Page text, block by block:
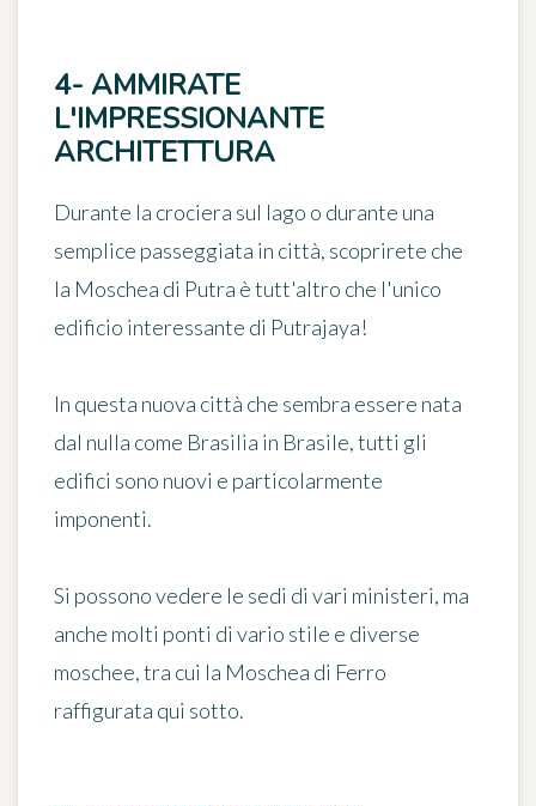
4- AMMIRATE
L'IMPRESSIONANTE
ARCHITETTURA
Durante la crociera sul lago o durante una
semplice passeggiata in città, scoprirete che
la Moschea di Putra è tutt'altro che l'unico
edificio interessante di Putrajaya!
In questa nuova città che sembra essere nata
dal nulla come Brasilia in Brasile,tutti gli
edifici sono nuovi e particolarmente
imponenti.
Si possono vedere le sedi di vari ministeri, ma
anche molti ponti di vario stile e diverse
moschee, tra cui la Moschea di Ferro
raffigurata qui sotto.